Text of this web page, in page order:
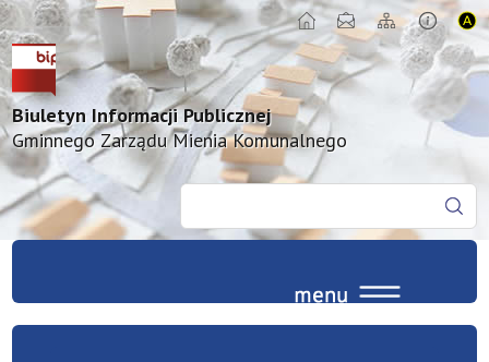
Biuletyn Informacji Publicznej
Gminnego Zarządu Mienia Komunalnego